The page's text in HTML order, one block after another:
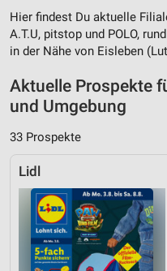
Hier findest Du aktuelle
A.T.U, pitstop und POLO,
in der Nähe von Eisleben
Aktuelle Prospekte
und Umgebung
33 Prospekte
Lidl